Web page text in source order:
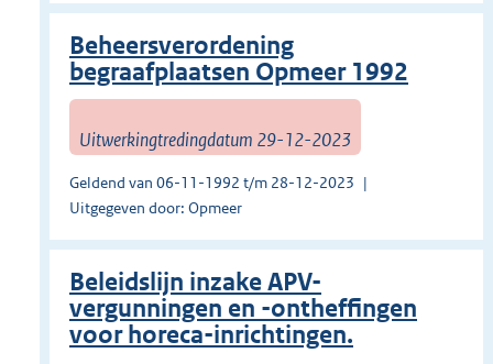
Beheersverordening
begraafplaatsen Opmeer 1992
Uitwerkingtredingdatum 29-12-2023
Geldend van 06-11-1992 t/m 28-12-2023
Uitgegeven door: Opmeer
Beleidslijn inzake APV-
vergunningen en -ontheffingen
voor horeca-inrichtingen.